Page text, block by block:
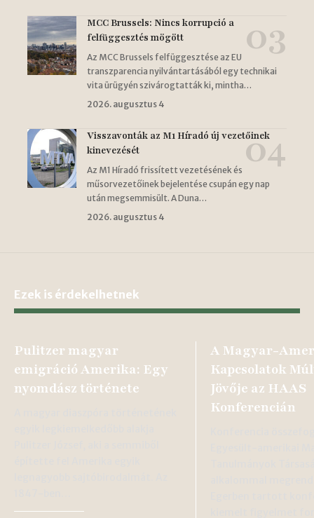
MCC Brussels: Nincs korrupció a
felfüggesztés mögött
Az MCC Brussels felfüggesztése az EU
transzparencia nyilvántartásából egy technikai
vita ürügyén szivárogtatták ki, mintha…
2026. augusztus 4
Visszavonták az M1 Híradó új vezetőinek
kinevezését
Az M1 Híradó frissített vezetésének és
műsorvezetőinek bejelentése csupán egy nap
után megsemmisült. A Duna…
2026. augusztus 4
Ezek is érdekelhetnek
Pulitzer magyar
emigráció Amerika: Egy
nyomdász története
A Magyar-
Kapcsolatok
Jövője az HAAS
Konferencián